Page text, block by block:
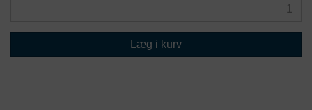
Læg i kurv